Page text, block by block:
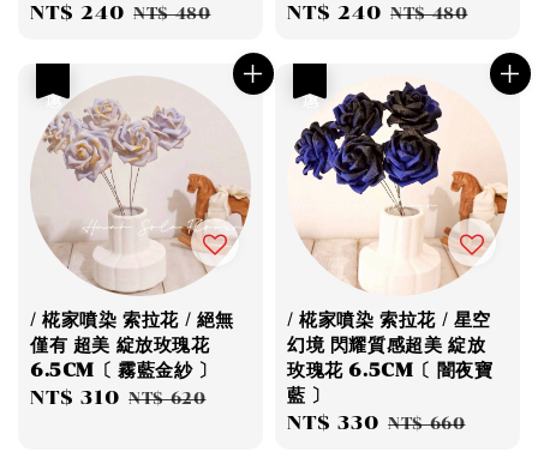
Sale
NT$ 240 Regular
NT$ 480
Sale
NT$ 240 Regular
NT$ 480
/ 椛家噴染 索拉花 / 絕無
僅有 超美 綻放玫瑰花
6.5CM〔 霧藍金紗 〕
Sale
NT$ 310 Regular
NT$ 620
/ 椛家噴染 索拉花 / 星空
幻境 閃耀質感超美 綻放
玫瑰花 6.5CM〔 闇夜寶
藍 〕
Sale
NT$ 330 Regular
NT$ 660